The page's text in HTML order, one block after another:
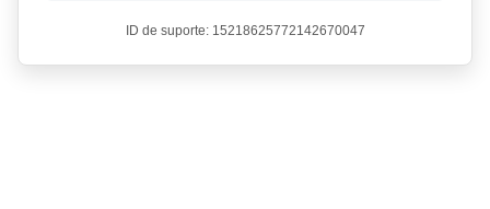
ID de suporte: 15218625772142670047